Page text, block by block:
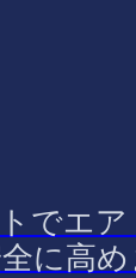
でエア
に高め